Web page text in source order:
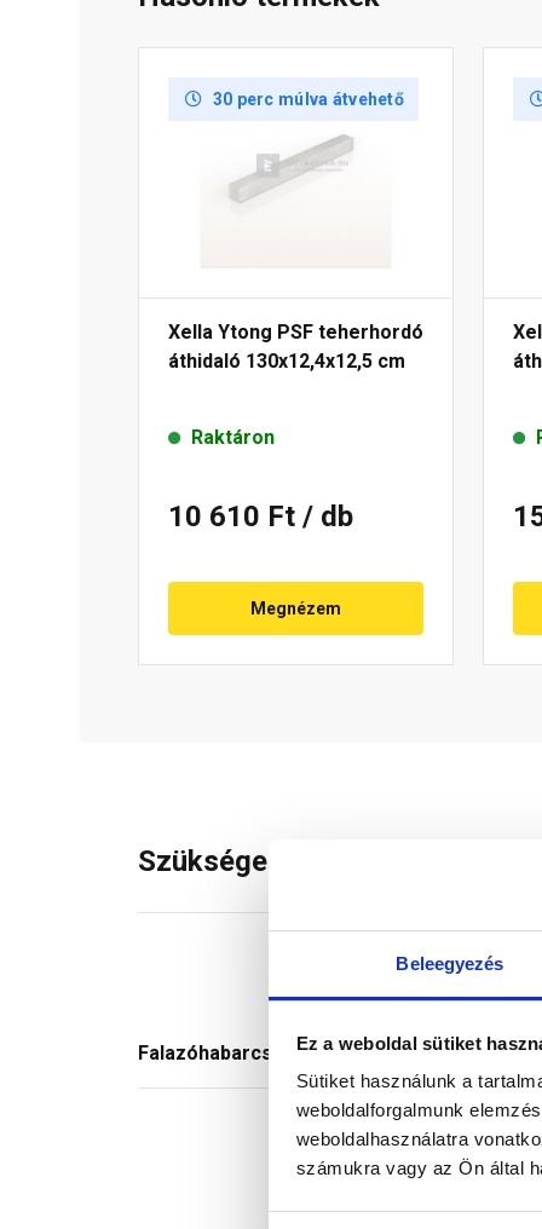
Beleegyezés
Ez a weboldal sütiket
Sütiket használunk a
weboldalforgalmunk
weboldalhasználatra
számukra vagy az Ön által
30 perc múlva átvehető
Xella Ytong PSF teherhordó
áthidaló 130x12,4x12,5 cm
Raktáron
10 610 Ft / db
Megnézem
Szükséged lehet rá
Falazóhabarcs